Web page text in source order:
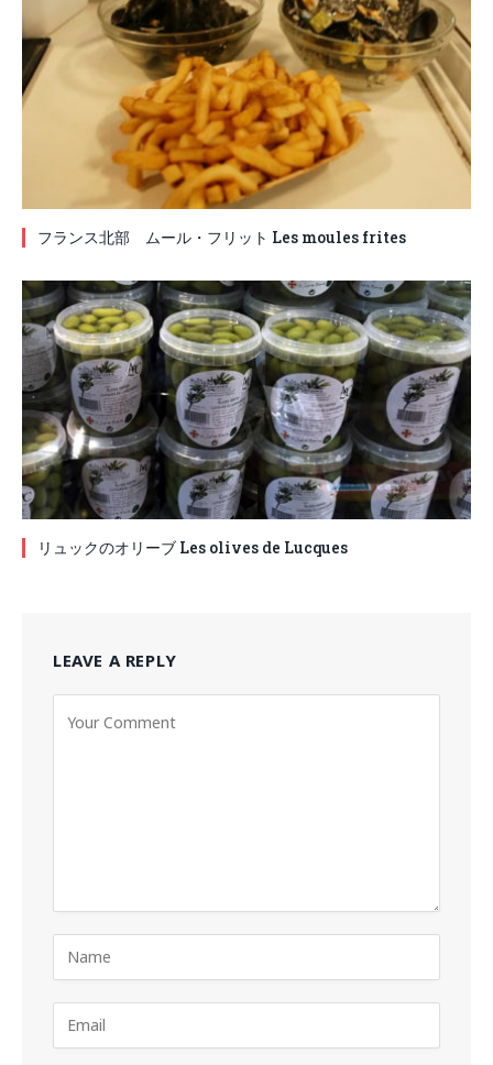
フランス北部 ムール・フリット Les moules frites
リュックのオリーブ Les olives de Lucques
LEAVE A REPLY